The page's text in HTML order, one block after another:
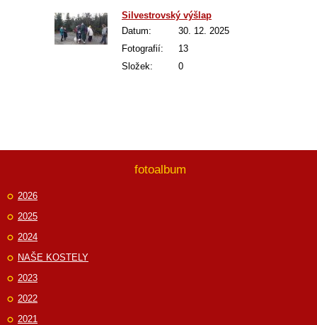
Silvestrovský výšlap
Datum:
30. 12. 2025
Fotografií:
13
Složek:
0
fotoalbum
2026
2025
2024
NAŠE KOSTELY
2023
2022
2021